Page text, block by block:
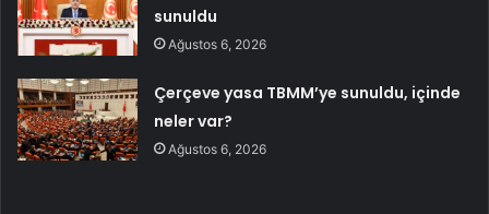
sunuldu
Ağustos 6, 2026
Çerçeve yasa TBMM’ye sunuldu, içinde
neler var?
Ağustos 6, 2026